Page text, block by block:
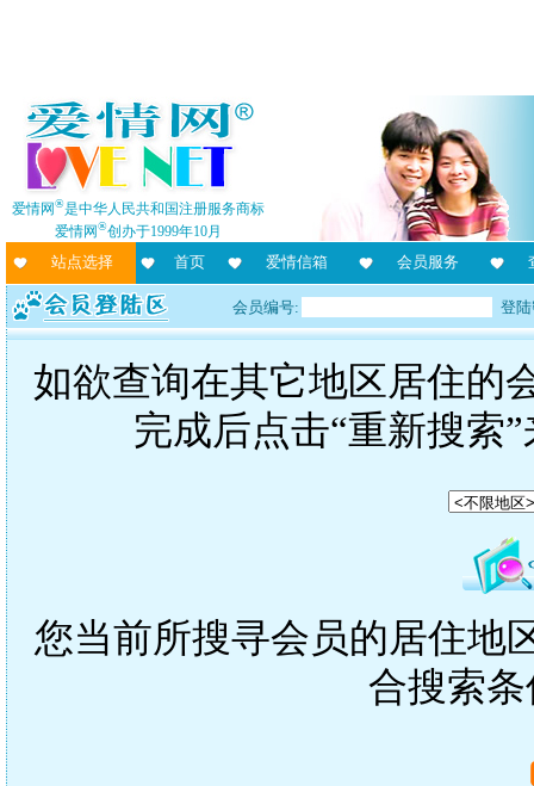
爱情网®是中华人民共和国注册服务商标
爱情网®创办于1999年10月
站点选择 首页 爱情信箱 会员服务
会员编号: 登
如欲查询在其它地区居住的
完成后点击“重新搜索
您当前所搜寻会员的居住地
合搜索